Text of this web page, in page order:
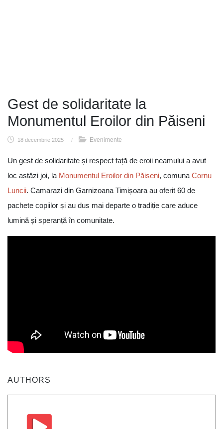
Gest de solidaritate la
Monumentul Eroilor din Păiseni
18 decembrie 2025 / Evenimente
Un gest de solidaritate și respect față de eroii neamului a avut
loc astăzi joi, la Monumentul Eroilor din Păiseni, comuna Cornu
Luncii. Camarazi din Garnizoana Timișoara au oferit 60 de
pachete copiilor și au dus mai departe o tradiție care aduce
lumină și speranță în comunitate.
AUTHORS